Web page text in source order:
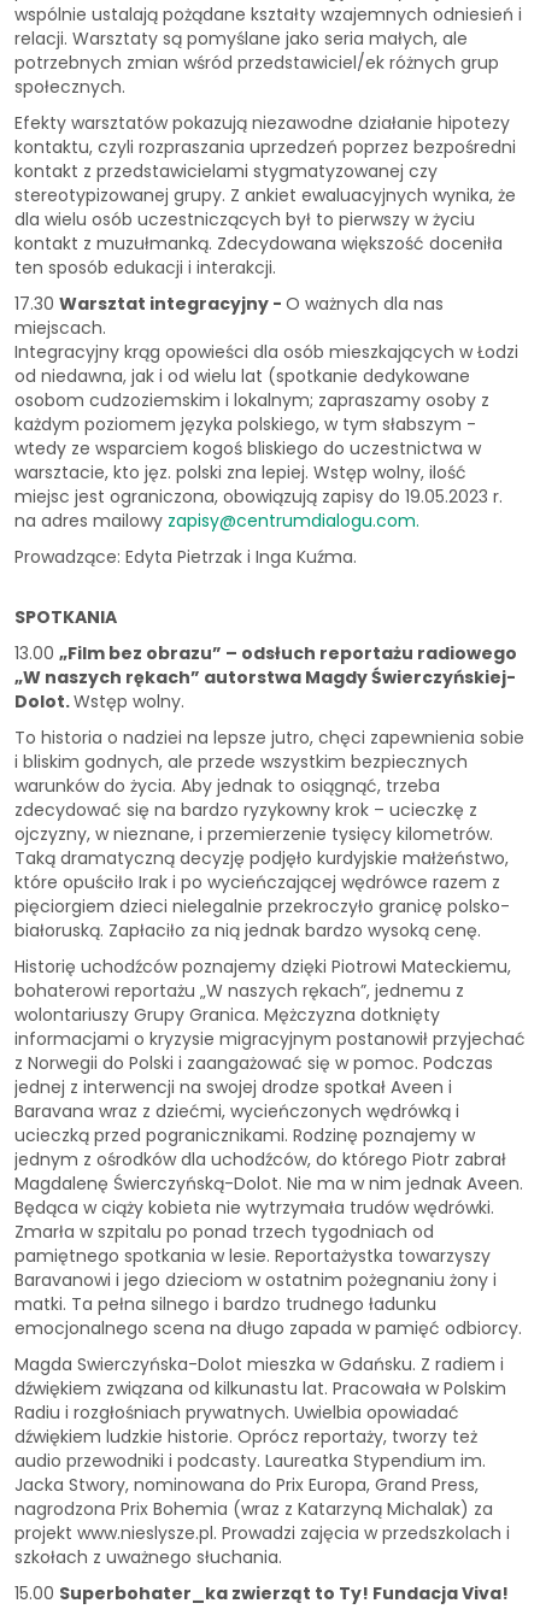
wspólnie ustalają pożądane kształty wzajemnych odniesień i
relacji. Warsztaty są pomyślane jako seria małych, ale
potrzebnych zmian wśród przedstawiciel/ek różnych grup
społecznych.
Efekty warsztatów pokazują niezawodne działanie hipotezy
kontaktu, czyli rozpraszania uprzedzeń poprzez bezpośredni
kontakt z przedstawicielami stygmatyzowanej czy
stereotypizowanej grupy. Z ankiet ewaluacyjnych wynika, że
dla wielu osób uczestniczących był to pierwszy w życiu
kontakt z muzułmanką. Zdecydowana większość doceniła
ten sposób edukacji i interakcji.
17.30 Warsztat integracyjny - O ważnych dla nas
miejscach.
Integracyjny krąg opowieści dla osób mieszkających w Łodzi
od niedawna, jak i od wielu lat (spotkanie dedykowane
osobom cudzoziemskim i lokalnym; zapraszamy osoby z
każdym poziomem języka polskiego, w tym słabszym -
wtedy ze wsparciem kogoś bliskiego do uczestnictwa w
warsztacie, kto jęz. polski zna lepiej. Wstęp wolny, ilość
miejsc jest ograniczona, obowiązują zapisy do 19.05.2023 r.
na adres mailowy zapisy@centrumdialogu.com.
Prowadzące: Edyta Pietrzak i Inga Kuźma.
SPOTKANIA
13.00 „Film bez obrazu” – odsłuch reportażu radiowego
„W naszych rękach” autorstwa Magdy Świerczyńskiej-
Dolot.Wstęp wolny.
To historia o nadziei na lepsze jutro, chęci zapewnienia sobie
i bliskim godnych, ale przede wszystkim bezpiecznych
warunków do życia. Aby jednak to osiągnąć, trzeba
zdecydować się na bardzo ryzykowny krok – ucieczkę z
ojczyzny, w nieznane, i przemierzenie tysięcy kilometrów.
Taką dramatyczną decyzję podjęło kurdyjskie małżeństwo,
które opuściło Irak i po wycieńczającej wędrówce razem z
pięciorgiem dzieci nielegalnie przekroczyło granicę polsko-
białoruską. Zapłaciło za nią jednak bardzo wysoką cenę.
Historię uchodźców poznajemy dzięki Piotrowi Mateckiemu,
bohaterowi reportażu „W naszych rękach”, jednemu z
wolontariuszy Grupy Granica. Mężczyzna dotknięty
informacjami o kryzysie migracyjnym postanowił przyjechać
z Norwegii do Polski i zaangażować się w pomoc. Podczas
jednej z interwencji na swojej drodze spotkał Aveen i
Baravana wraz z dziećmi, wycieńczonych wędrówką i
ucieczką przed pogranicznikami. Rodzinę poznajemy w
jednym z ośrodków dla uchodźców, do którego Piotr zabrał
Magdalenę Świerczyńską-Dolot. Nie ma w nim jednak Aveen.
Będąca w ciąży kobieta nie wytrzymała trudów wędrówki.
Zmarła w szpitalu po ponad trzech tygodniach od
pamiętnego spotkania w lesie. Reportażystka towarzyszy
Baravanowi i jego dzieciom w ostatnim pożegnaniu żony i
matki. Ta pełna silnego i bardzo trudnego ładunku
emocjonalnego scena na długo zapada w pamięć odbiorcy.
Magda Swierczyńska-Dolot mieszka w Gdańsku. Z radiem i
dźwiękiem związana od kilkunastu lat. Pracowała w Polskim
Radiu i rozgłośniach prywatnych. Uwielbia opowiadać
dźwiękiem ludzkie historie. Oprócz reportaży, tworzy też
audio przewodniki i podcasty. Laureatka Stypendium im.
Jacka Stwory, nominowana do Prix Europa, Grand Press,
nagrodzona Prix Bohemia (wraz z Katarzyną Michalak) za
projekt www.nieslysze.pl. Prowadzi zajęcia w przedszkolach i
szkołach z uważnego słuchania.
15.00 Superbohater_ka zwierząt to Ty! Fundacja Viva!